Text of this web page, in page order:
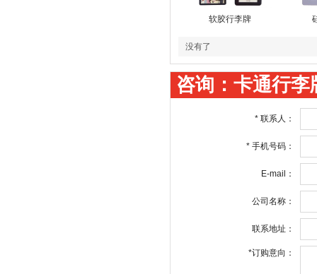
软胶行李牌
没有了
咨询：卡通行李
* 联系人：
* 手机号码：
E-mail：
公司名称：
联系地址：
*订购意向：